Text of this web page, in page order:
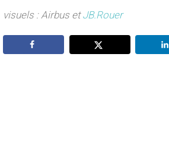
visuels : Airbus etJB.Rouer